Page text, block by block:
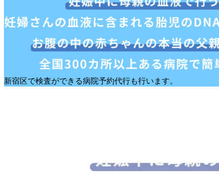
新宿区で検査ができる病院予約代行も行います。